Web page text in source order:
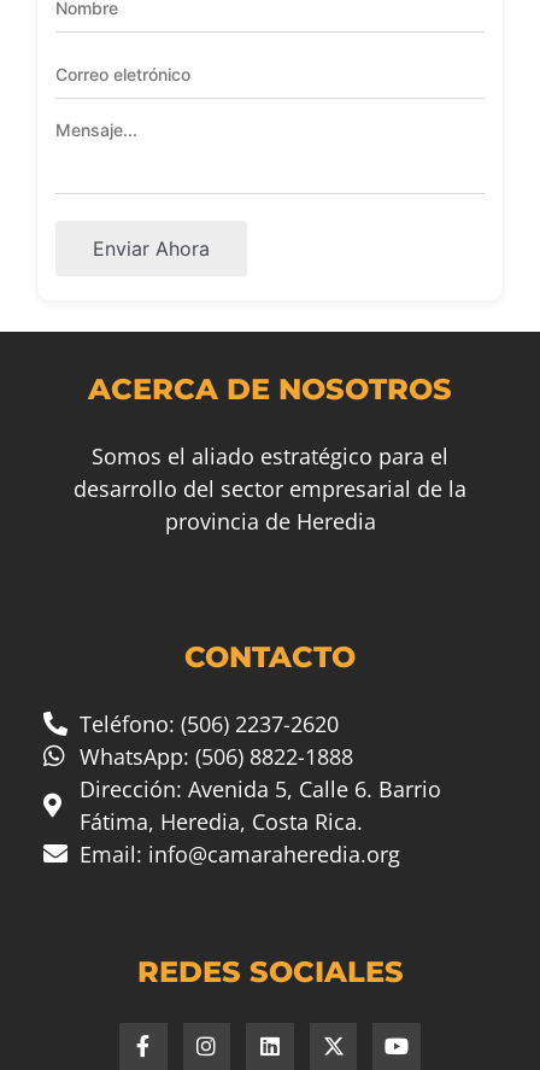
Enviar Ahora
ACERCA DE NOSOTROS
Somos el aliado estratégico para el
desarrollo del sector empresarial de la
provincia de Heredia
CONTACTO
Teléfono: (506) 2237-2620
WhatsApp: (506) 8822-1888
Dirección: Avenida 5, Calle 6. Barrio
Fátima, Heredia, Costa Rica.
Email: info@camaraheredia.org
REDES SOCIALES